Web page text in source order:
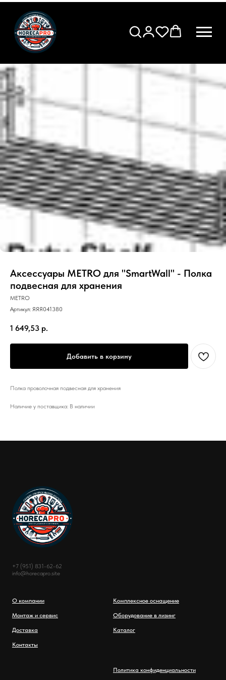
Аксессуары METRO для "SmartWall" - Полка
подвесная для хранения
METRO
Артикул: ЯЯЯ041380
1 649,53 р.
Добавить в корзину
Полка проволочная подвесная для хранения
Наличие у поставщика: В наличии
+7 (951) 831-62-62
info@horecapro.site
О компании
Монтаж и сервис
Доставка
Контакты
Комплексное оснащение
Оборудование в лизинг
Каталог
Политика конфиденциальности